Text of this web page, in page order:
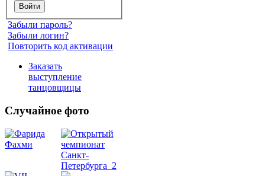
Забыли пароль?
Забыли логин?
Повторить код активации
Заказать
выступление
танцовщицы
Случайное фото